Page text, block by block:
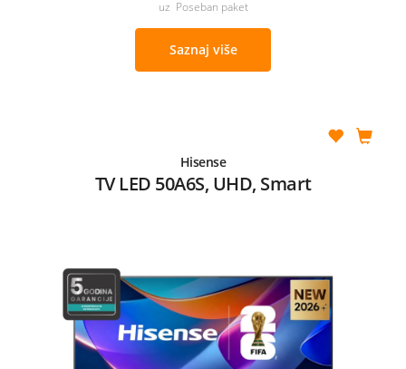
uz Poseban paket
Saznaj više
Hisense
TV LED 50A6S, UHD, Smart